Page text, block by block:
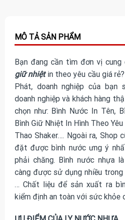
Bạn đang cần tìm đơn vị cung
giữ nhiệtin theo yêu cầu giá
Phát, doanh nghiệp của
doanh nghiệp và khách hàng
chọn như: Bình Nước In Tên,
Bình Giữ Nhiệt In Hình Theo
Thao Shaker…. Ngoài ra, Shop
đặt được bình nước ưng ý
phải chăng. Bình nước nhựa
càng được sử dụng nhiều
… Chất liệu để sản xuất ra
kiểm định an toàn với sức khỏe